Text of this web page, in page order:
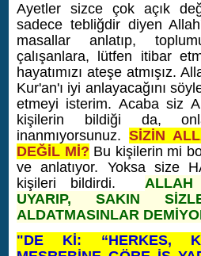
Ayetler sizce çok açık
sadece tebliğdir diyen
masallar anlatıp,
çalışanlara, lütfen itibar
hayatımızı ateşe atmışız.
Kur'an'ı iyi anlayacağını
etmeyi isterim. Acaba siz
kişilerin bildiği da,
inanmıyorsunuz.SİZİN
DEĞİL Mİ? Bu kişilerin mi
ve anlatıyor. Yoksa size
kişileri bildirdi. ALLAH
UYARIP, SAKIN
ALDATMASINLAR
"DE Kİ: “HERKES,